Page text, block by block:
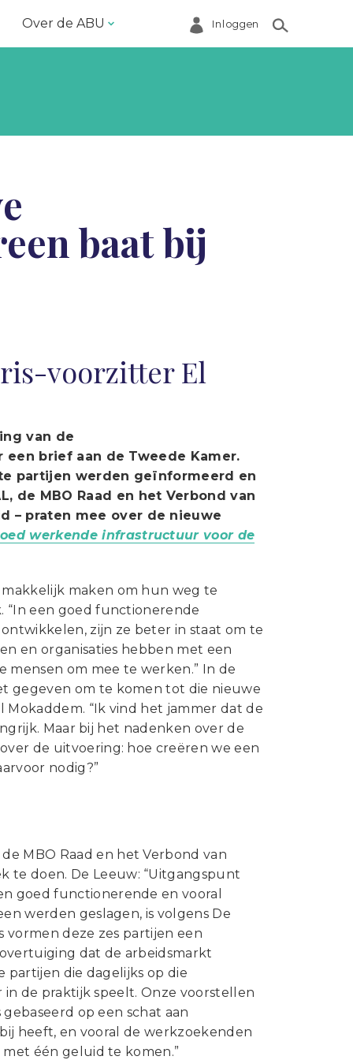
Over de ABU
Helpdesk
Ledenservice
Magazine VoorWerk
Vacatures
Webshop
Inloggen
baat bij
voorzitter El
van de
brief aan de Tweede Kamer.
partijen werden geïnformeerd en
de MBO Raad en het Verbond van
– praten mee over de nieuwe
werkende infrastructuur voor de
maken om hun weg te
“In een goed functionerende
zijn ze beter in staat om te
en organisaties hebben met een
om mee te werken.” In de
gegeven om te komen tot die nieuwe
“Ik vind het jammer dat de
Maar bij het nadenken over de
de uitvoering: hoe creëren we een
nodig?”
MBO Raad en het Verbond van
te doen. De Leeuw: “Uitgangspunt
goed functionerende en vooral
werden geslagen, is volgens De
vormen deze zes partijen een
dat de arbeidsmarkt
partijen die dagelijks op die
de praktijk speelt. Onze voorstellen
op een schat aan
heeft, en vooral de werkzoekenden
één geluid te komen.”